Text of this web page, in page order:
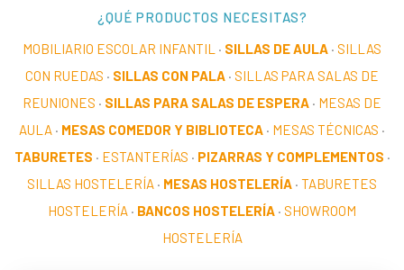
¿QUÉ PRODUCTOS NECESITAS?
MOBILIARIO ESCOLAR INFANTIL · SILLAS DE AULA · SILLAS
CON RUEDAS · SILLAS CON PALA · SILLAS PARA SALAS DE
REUNIONES · SILLAS PARA SALAS DE ESPERA · MESAS DE
AULA · MESAS COMEDOR Y BIBLIOTECA · MESAS TÉCNICAS ·
TABURETES · ESTANTERÍAS · PIZARRAS Y COMPLEMENTOS ·
SILLAS HOSTELERÍA · MESAS HOSTELERÍA · TABURETES
HOSTELERÍA · BANCOS HOSTELERÍA · SHOWROOM
HOSTELERÍA